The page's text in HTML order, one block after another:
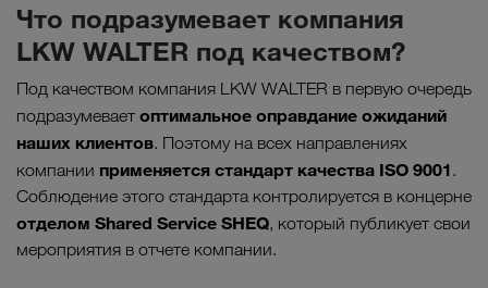
Что подразумевает компания
LKW WALTER под качеством?
Под качеством компания LKW WALTER в первую очередь
подразумевает оптимальное оправдание ожиданий
наших клиентов. Поэтому на всех направлениях
компании применяется стандарт качества ISO 9001.
Соблюдение этого стандарта контролируется в концерне
отделом Shared Service SHEQ, который публикует свои
мероприятия в отчете компании.